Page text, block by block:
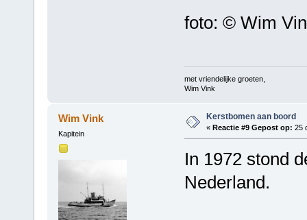
foto: © Wim
met vriendelijke groeten,
Wim Vink
Wim Vink
Kapitein
Kerstbomen aan boord
« Reactie #9 Gepost op: 25
In 1972 stond
Nederland.